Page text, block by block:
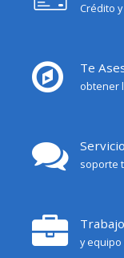
Crédito
Te
obtener
soporte
y equipo